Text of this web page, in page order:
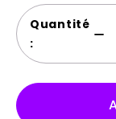
Quantité
: